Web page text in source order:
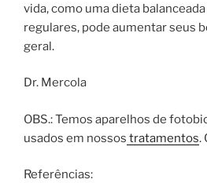
vida, como uma dieta
regulares, pode aumentar seus
geral.
Dr. Mercola
OBS.: Temos aparelhos de
usados em nossos tratamentos.
Referências: